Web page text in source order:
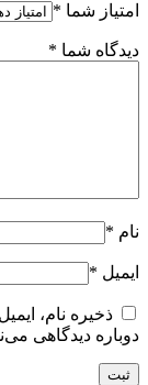
شما *
شما *
*
ذخیره نام، ایمیل
دیدگاهی